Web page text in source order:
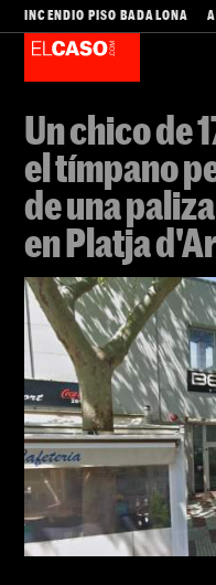
INCENDIO PISO BADALONA
Un chico de
el tímpano
de una
en Platja